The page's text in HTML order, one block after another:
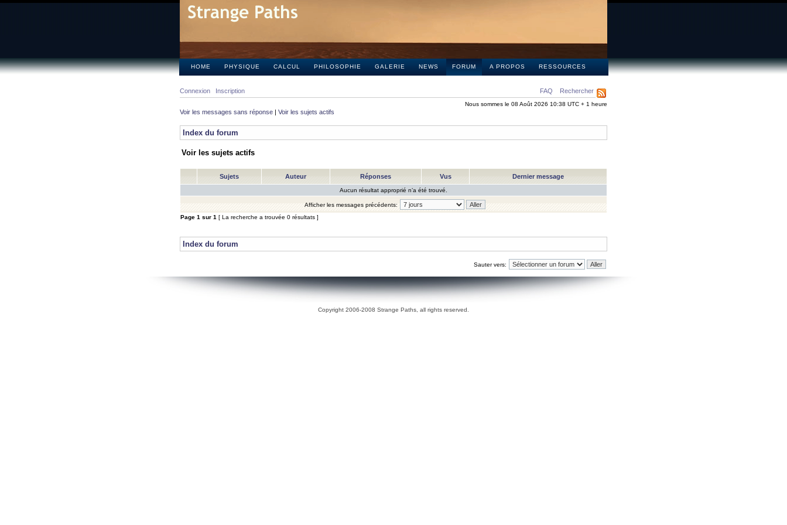
HOME PHYSIQUE CALCUL PHILOSOPHIE GALERIE NEWS FORUM A PROPOS RESSOURCES
FAQ Rechercher
Connexion Inscription
Nous sommes le 08 Août 2026 10:38 UTC + 1 heure
Voir les messages sans réponse | Voir les sujets actifs
Index du forum
Voir les sujets actifs
Sujets Auteur Réponses Vus Dernier message
Aucun résultat approprié n’a été trouvé.
Afficher les messages précédents:
Page 1 sur 1 [ La recherche a trouvée 0 résultats ]
Index du forum
Sauter vers:
Copyright 2006-2008 Strange Paths, all rights reserved.